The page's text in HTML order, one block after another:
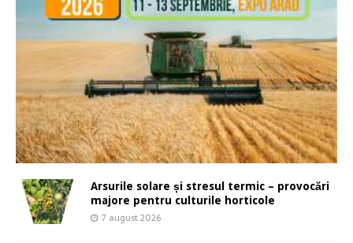
Arsurile solare și stresul termic – provocări
majore pentru culturile horticole
7 august 2026